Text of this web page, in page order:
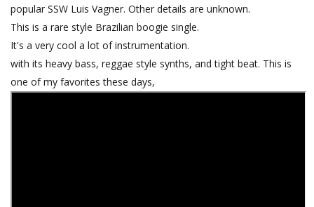
popular SSW Luis Vagner. Other details are unknown.
This is a rare style Brazilian boogie single.
It's a very cool a lot of instrumentation.
with its heavy bass, reggae style synths, and tight beat. This is
one of my favorites these days,